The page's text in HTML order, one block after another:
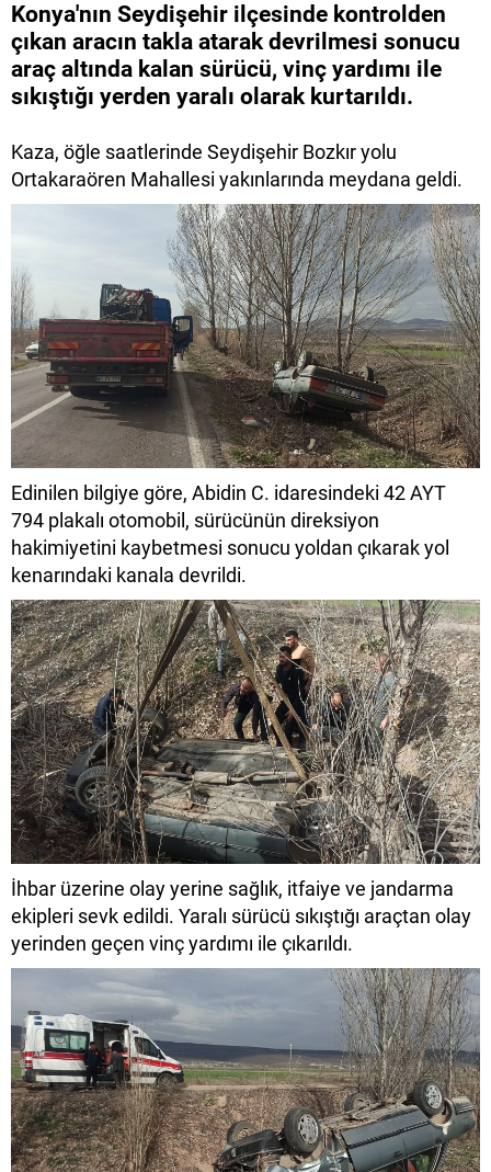
Konya'nın Seydişehir ilçesinde kontrolden
çıkan aracın takla atarak devrilmesi sonucu
araç altında kalan sürücü, vinç yardımı ile
sıkıştığı yerden yaralı olarak kurtarıldı.
Kaza, öğle saatlerinde Seydişehir Bozkır yolu
Ortakaraören Mahallesi yakınlarında meydana geldi.
Edinilen bilgiye göre, Abidin C. idaresindeki 42 AYT
794 plakalı otomobil, sürücünün direksiyon
hakimiyetini kaybetmesi sonucu yoldan çıkarak yol
kenarındaki kanala devrildi.
İhbar üzerine olay yerine sağlık, itfaiye ve jandarma
ekipleri sevk edildi. Yaralı sürücü sıkıştığı araçtan olay
yerinden geçen vinç yardımı ile çıkarıldı.